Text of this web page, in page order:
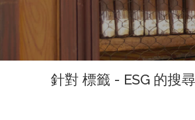
針對 標籤 - ESG 的搜